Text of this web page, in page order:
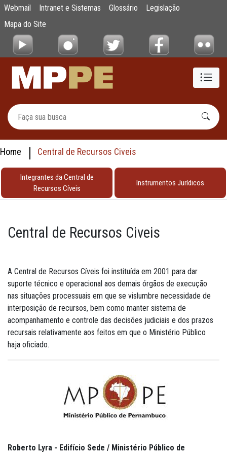
Pular para o Conteúdo principal
Centrais de Recursos - Civeis
Webmail Intranet e Sistemas Glossário
Legislação
Mapa do Site
Home Central de Recursos Civeis
Integrantes da Central de
Recursos Cíveis
Instrumentos Jurídicos
Central de Recursos Civeis
A Central de Recursos Cíveis foi instituída em 2001 para dar
suporte técnico e operacional aos demais órgãos de execução
nas situações processuais em que se vislumbre necessidade de
interposição de recursos, bem como manter sistema de
acompanhamento e controle das decisões judiciais e dos prazos
recursais relativamente aos feitos em que o Ministério Público
haja oficiado.
Roberto Lyra - Edifício Sede / Ministério Público de